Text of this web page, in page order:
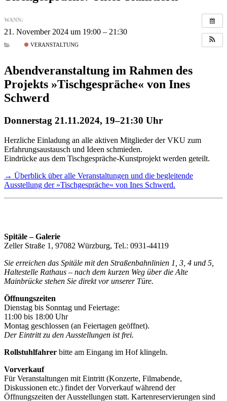
WANN:
21. November 2024 um 19:00 – 21:30
VERANSTALTUNG
Abendveranstaltung im Rahmen des
Projekts »Tischgespräche« von Ines
Schwerd
Donnerstag 21.11.2024, 19–21:30 Uhr
Herzliche Einladung an alle aktiven Mitglieder der VKU zum
Erfahrungsaustausch und Ideen schmieden.
Eindrücke aus dem Tischgespräche-Kunstprojekt werden geteilt.
→ Überblick über alle Veranstaltungen und die begleitende
Ausstellung der »Tischgespräche« von Ines Schwerd.
Spitäle – Galerie
Zeller Straße 1, 97082 Würzburg, Tel.: 0931-44119
Sie erreichen das Spitäle mit den Straßenbahnlinien 1, 3, 4 und 5,
Haltestelle Rathaus – nach dem kurzen Weg über die Alte
Mainbrücke stehen Sie direkt vor unserer Türe.
Öffnungszeiten
Dienstag bis Sonntag und Feiertage:
11:00 bis 18:00 Uhr
Montag geschlossen (an Feiertagen geöffnet).
Der Eintritt zu den Ausstellungen ist frei.
Rollstuhlfahrer bitte am Eingang im Hof klingeln.
Vorverkauf
Für Veranstaltungen mit Eintritt (Konzerte, Filmabende,
Diskussionen etc.) findet der Vorverkauf während der
Öffnungszeiten der Ausstellungen statt. Kartenreservierungen sind